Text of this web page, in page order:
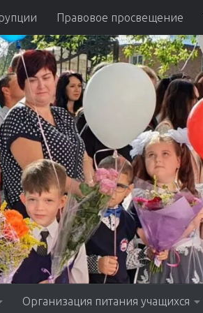
Правовое просвещение
Организация питания учащихся